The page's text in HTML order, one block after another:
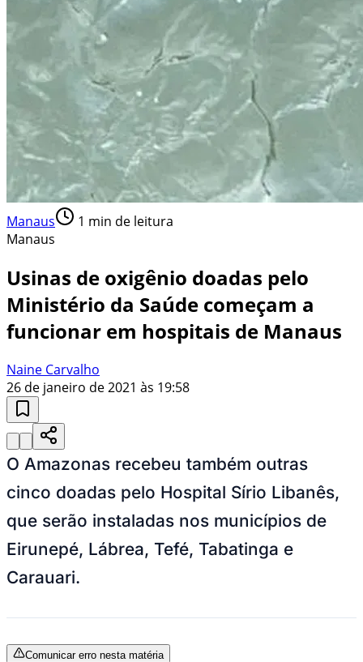
Manaus 1 min de leitura
Manaus
Usinas de oxigênio doadas pelo
Ministério da Saúde começam a
funcionar em hospitais de Manaus
Naine Carvalho
26 de janeiro de 2021 às 19:58
O Amazonas recebeu também outras
cinco doadas pelo Hospital Sírio Libanês,
que serão instaladas nos municípios de
Eirunepé, Lábrea, Tefé, Tabatinga e
Carauari.
Comunicar erro nesta matéria